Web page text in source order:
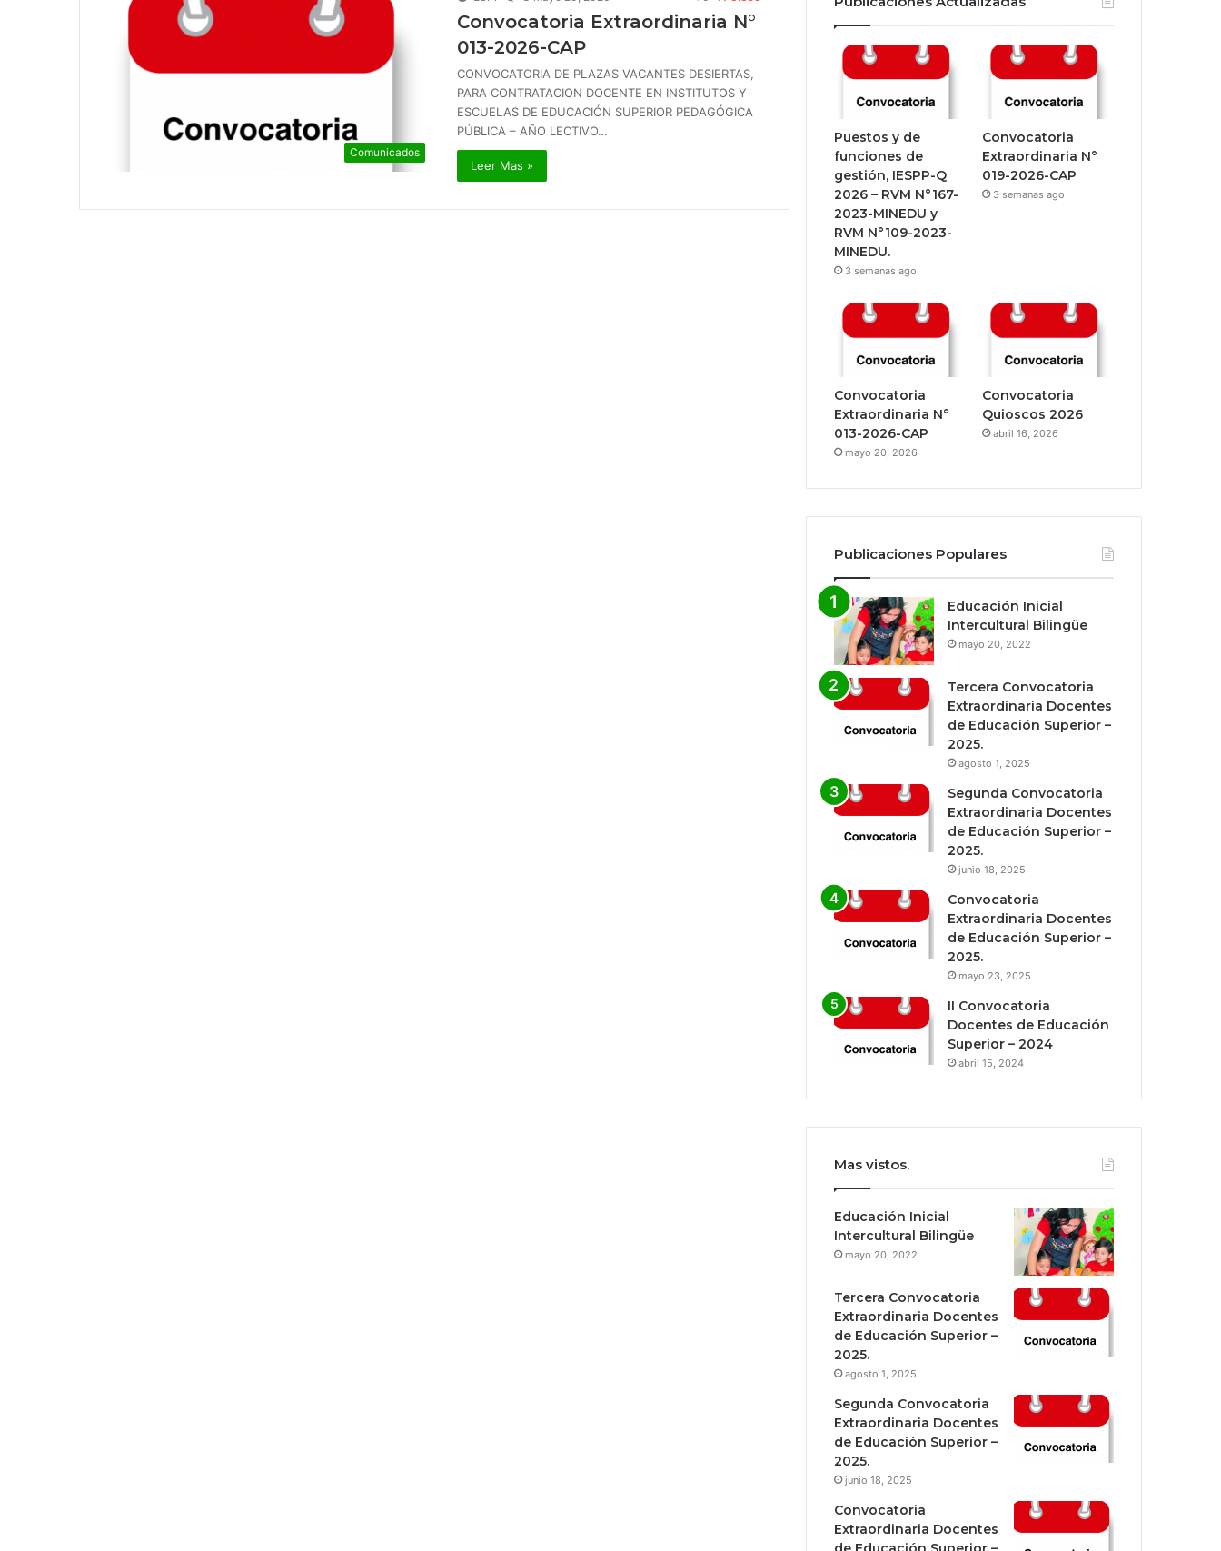
Comunicados
Convocatoria Extraordinaria N°
013-2026-CAP
CONVOCATORIA DE PLAZAS VACANTES DESIERTAS,
PARA CONTRATACION DOCENTE EN INSTITUTOS Y
ESCUELAS DE EDUCACIÓN SUPERIOR PEDAGÓGICA
PÚBLICA – AÑO LECTIVO…
Leer Mas »
Puestos y de
funciones de
gestión, IESPP-Q
2026 – RVM N°167-
2023-MINEDU y
RVM N°109-2023-
MINEDU.
3 semanas ago
Convocatoria
Extraordinaria N°
019-2026-CAP
3 semanas ago
Convocatoria
Extraordinaria N°
013-2026-CAP
mayo 20, 2026
Convocatoria
Quioscos 2026
abril 16, 2026
Publicaciones Populares
Educación Inicial
Intercultural Bilingüe
mayo 20, 2022
Tercera Convocatoria
Extraordinaria Docentes
de Educación Superior –
2025.
agosto 1, 2025
Segunda Convocatoria
Extraordinaria Docentes
de Educación Superior –
2025.
junio 18, 2025
Convocatoria
Extraordinaria Docentes
de Educación Superior –
2025.
mayo 23, 2025
II Convocatoria
Docentes de Educación
Superior – 2024
abril 15, 2024
Mas vistos.
Educación Inicial
Intercultural Bilingüe
mayo 20, 2022
Tercera Convocatoria
Extraordinaria Docentes
de Educación Superior –
2025.
agosto 1, 2025
Segunda Convocatoria
Extraordinaria Docentes
de Educación Superior –
2025.
junio 18, 2025
Convocatoria
Extraordinaria Docentes